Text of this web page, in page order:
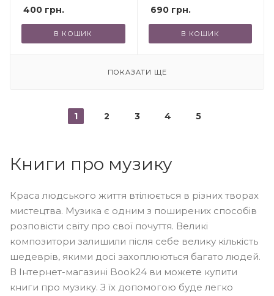
400 грн.
В КОШИК
690грн.
В КОШИК
ПОКАЗАТИ ЩЕ
1 2 3 4 5
Книги про музику
Краса людського життя втілюється в різних творах
мистецтва. Музика є одним з поширених способів
розповісти світу про свої почуття. Великі
композитори залишили після себе велику кількість
шедеврів, якими досі захоплюються багато людей.
В Інтернет-магазині Book24 ви можете купити
книги про музику. З їх допомогою буде легко